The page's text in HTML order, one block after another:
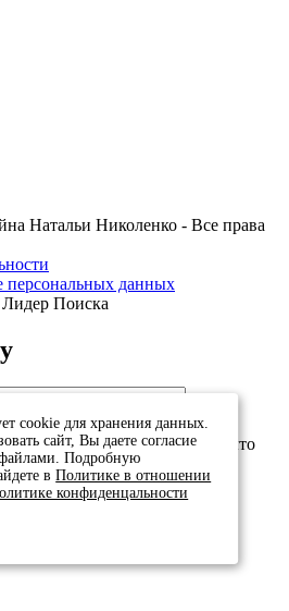
Натальи Николенко - Все права
персональных данных
Поиска
заявку" Вы сообщаете, что
Политики
cookie для хранения данных.
сайт, Вы даете согласие
Подробную
вПолитике в отношении
конфиденцальности